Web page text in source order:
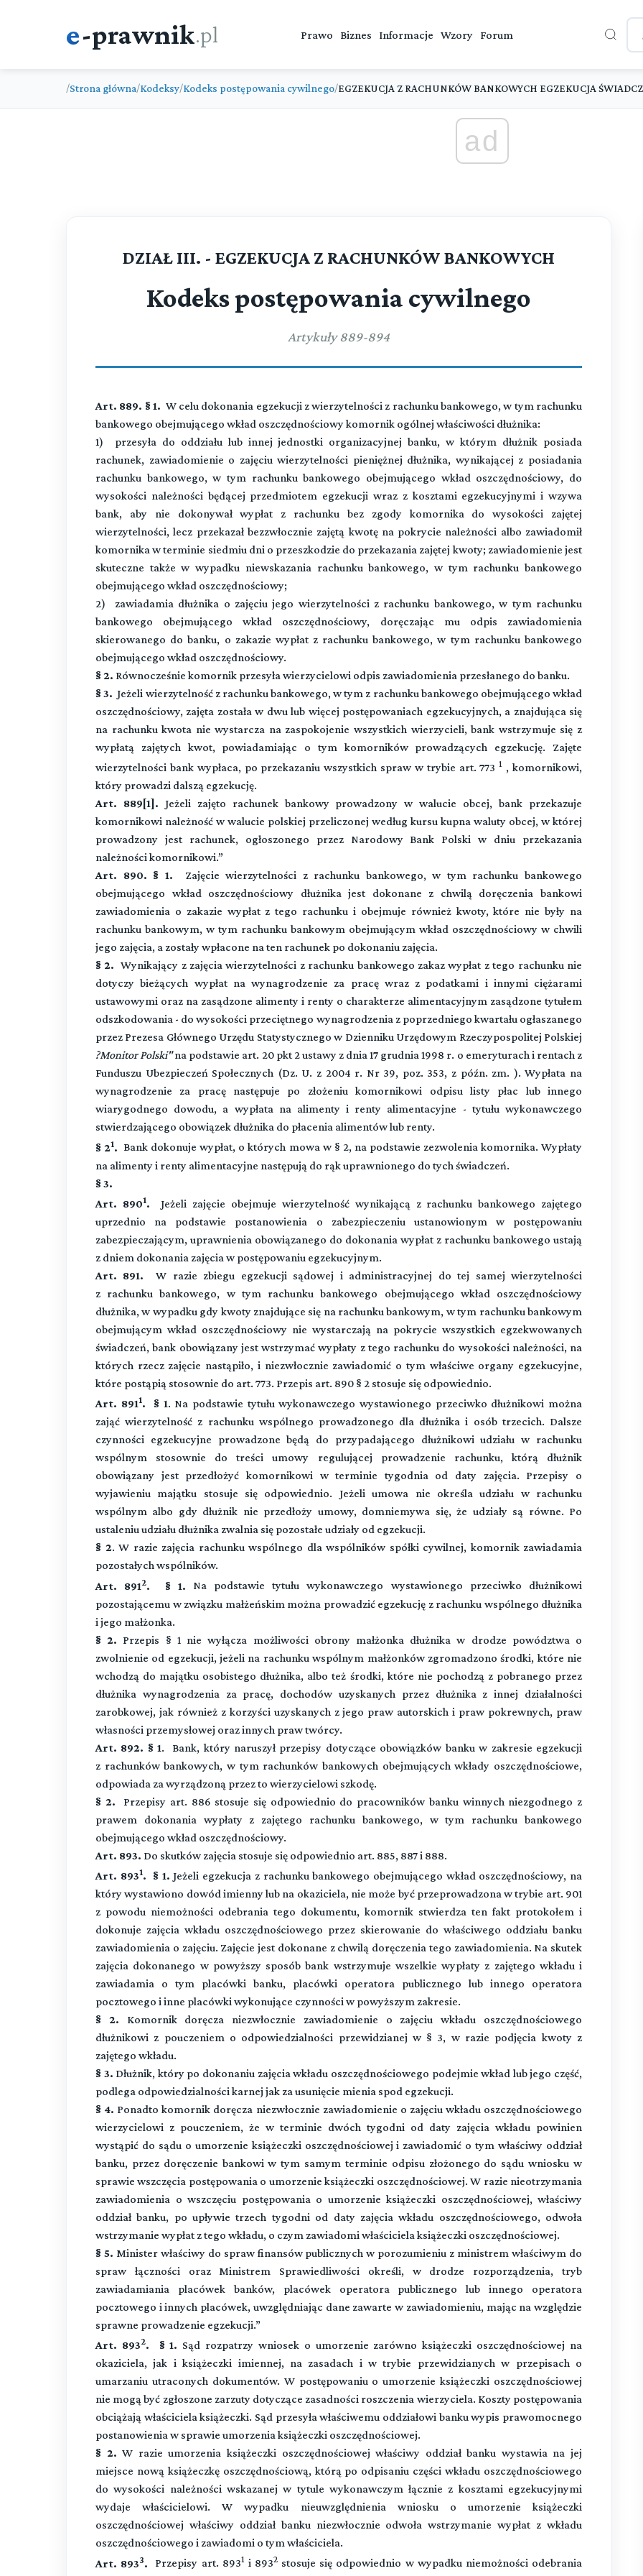
e-prawnik.pl Prawo Biznes Informacje Wzory Forum
/Strona główna/Kodeksy/Kodeks postępowania cywilnego/EGZEKUCJA Z RACHUNKÓW BANKOWYCH EGZEKUCJA
ad
DZIAŁ III. - EGZEKUCJA Z RACHUNKÓW BANKOWYCH
Kodeks postępowania cywilnego
Artykuły 889-894
Art. 889. § 1. W celu dokonania egzekucji z wierzytelności z rachunku bankowego, w tym rachunku
bankowego obejmującego wkład oszczędnościowy komornik ogólnej właściwości dłużnika:
1) przesyła do oddziału lub innej jednostki organizacyjnej banku, w którym dłużnik posiada
rachunek, zawiadomienie o zajęciu wierzytelności pieniężnej dłużnika, wynikającej z posiadania
rachunku bankowego, w tym rachunku bankowego obejmującego wkład oszczędnościowy, do
wysokości należności będącej przedmiotem egzekucji wraz z kosztami egzekucyjnymi i wzywa
bank, aby nie dokonywał wypłat z rachunku bez zgody komornika do wysokości zajętej
wierzytelności, lecz przekazał bezzwłocznie zajętą kwotę na pokrycie należności albo zawiadomił
komornika w terminie siedmiu dni o przeszkodzie do przekazania zajętej kwoty; zawiadomienie jest
skuteczne także w wypadku niewskazania rachunku bankowego, w tym rachunku bankowego
obejmującego wkład oszczędnościowy;
2) zawiadamia dłużnika o zajęciu jego wierzytelności z rachunku bankowego, w tym rachunku
bankowego obejmującego wkład oszczędnościowy, doręczając mu odpis zawiadomienia
skierowanego do banku, o zakazie wypłat z rachunku bankowego, w tym rachunku bankowego
obejmującego wkład oszczędnościowy.
§ 2. Równocześnie komornik przesyła wierzycielowi odpis zawiadomienia przesłanego do banku.
§ 3. Jeżeli wierzytelność z rachunku bankowego, w tym z rachunku bankowego obejmującego wkład
oszczędnościowy, zajęta została w dwu lub więcej postępowaniach egzekucyjnych, a znajdująca się
na rachunku kwota nie wystarcza na zaspokojenie wszystkich wierzycieli, bank wstrzymuje się z
wypłatą zajętych kwot, powiadamiając o tym komorników prowadzących egzekucję. Zajęte
wierzytelności bank wypłaca, po przekazaniu wszystkich spraw w trybie art. 7731 , komornikowi,
który prowadzi dalszą egzekucję.
Art. 889[1]. Jeżeli zajęto rachunek bankowy prowadzony w walucie obcej, bank przekazuje
komornikowi należność w walucie polskiej przeliczonej według kursu kupna waluty obcej, w której
prowadzony jest rachunek, ogłoszonego przez Narodowy Bank Polski w dniu przekazania
należności komornikowi.”
Art. 890. § 1. Zajęcie wierzytelności z rachunku bankowego, w tym rachunku bankowego
obejmującego wkład oszczędnościowy dłużnika jest dokonane z chwilą doręczenia bankowi
zawiadomienia o zakazie wypłat z tego rachunku i obejmuje również kwoty, które nie były na
rachunku bankowym, w tym rachunku bankowym obejmującym wkład oszczędnościowy w chwili
jego zajęcia, a zostały wpłacone na ten rachunek po dokonaniu zajęcia.
§ 2. Wynikający z zajęcia wierzytelności z rachunku bankowego zakaz wypłat z tego rachunku nie
dotyczy bieżących wypłat na wynagrodzenie za pracę wraz z podatkami i innymi ciężarami
ustawowymi oraz na zasądzone alimenty i renty o charakterze alimentacyjnym zasądzone tytułem
odszkodowania - do wysokości przeciętnego wynagrodzenia z poprzedniego kwartału ogłaszanego
przez Prezesa Głównego Urzędu Statystycznego w Dzienniku Urzędowym Rzeczypospolitej Polskiej
?Monitor Polski"na podstawie art. 20 pkt 2 ustawy z dnia 17 grudnia 1998 r. o emeryturach i rentach z
Funduszu Ubezpieczeń Społecznych (Dz. U. z 2004 r. Nr 39, poz. 353, z późn. zm. ). Wypłata na
wynagrodzenie za pracę następuje po złożeniu komornikowi odpisu listy płac lub innego
wiarygodnego dowodu, a wypłata na alimenty i renty alimentacyjne - tytułu wykonawczego
stwierdzającego obowiązek dłużnika do płacenia alimentów lub renty.
§ 21. Bank dokonuje wypłat, o których mowa w § 2, na podstawie zezwolenia komornika. Wypłaty
na alimenty i renty alimentacyjne następują do rąk uprawnionego do tych świadczeń.
§ 3.
Art. 8901. Jeżeli zajęcie obejmuje wierzytelność wynikającą z rachunku bankowego zajętego
uprzednio na podstawie postanowienia o zabezpieczeniu ustanowionym w postępowaniu
zabezpieczającym, uprawnienia obowiązanego do dokonania wypłat z rachunku bankowego ustają
z dniem dokonania zajęcia w postępowaniu egzekucyjnym.
Art. 891. W razie zbiegu egzekucji sądowej i administracyjnej do tej samej wierzytelności
z rachunku bankowego, w tym rachunku bankowego obejmującego wkład oszczędnościowy
dłużnika, w wypadku gdy kwoty znajdujące się na rachunku bankowym, w tym rachunku bankowym
obejmującym wkład oszczędnościowy nie wystarczają na pokrycie wszystkich egzekwowanych
świadczeń, bank obowiązany jest wstrzymać wypłaty z tego rachunku do wysokości należności, na
których rzecz zajęcie nastąpiło, i niezwłocznie zawiadomić o tym właściwe organy egzekucyjne,
które postąpią stosownie do art. 773. Przepis art. 890 § 2 stosuje się odpowiednio.
Art. 8911. § 1. Na podstawie tytułu wykonawczego wystawionego przeciwko dłużnikowi można
zająć wierzytelność z rachunku wspólnego prowadzonego dla dłużnika i osób trzecich. Dalsze
czynności egzekucyjne prowadzone będą do przypadającego dłużnikowi udziału w rachunku
wspólnym stosownie do treści umowy regulującej prowadzenie rachunku, którą dłużnik
obowiązany jest przedłożyć komornikowi w terminie tygodnia od daty zajęcia. Przepisy o
wyjawieniu majątku stosuje się odpowiednio. Jeżeli umowa nie określa udziału w rachunku
wspólnym albo gdy dłużnik nie przedłoży umowy, domniemywa się, że udziały są równe. Po
ustaleniu udziału dłużnika zwalnia się pozostałe udziały od egzekucji.
§ 2. W razie zajęcia rachunku wspólnego dla wspólników spółki cywilnej, komornik zawiadamia
pozostałych wspólników.
Art. 8912. § 1. Na podstawie tytułu wykonawczego wystawionego przeciwko dłużnikowi
pozostającemu w związku małżeńskim można prowadzić egzekucję z rachunku wspólnego dłużnika
i jego małżonka.
§ 2. Przepis § 1 nie wyłącza możliwości obrony małżonka dłużnika w drodze powództwa o
zwolnienie od egzekucji, jeżeli na rachunku wspólnym małżonków zgromadzono środki, które nie
wchodzą do majątku osobistego dłużnika, albo też środki, które nie pochodzą z pobranego przez
dłużnika wynagrodzenia za pracę, dochodów uzyskanych przez dłużnika z innej działalności
zarobkowej, jak również z korzyści uzyskanych z jego praw autorskich i praw pokrewnych, praw
własności przemysłowej oraz innych praw twórcy.
Art. 892. § 1. Bank, który naruszył przepisy dotyczące obowiązków banku w zakresie egzekucji
z rachunków bankowych, w tym rachunków bankowych obejmujących wkłady oszczędnościowe,
odpowiada za wyrządzoną przez to wierzycielowi szkodę.
§ 2. Przepisy art. 886 stosuje się odpowiednio do pracowników banku winnych niezgodnego z
prawem dokonania wypłaty z zajętego rachunku bankowego, w tym rachunku bankowego
obejmującego wkład oszczędnościowy.
Art. 893. Do skutków zajęcia stosuje się odpowiednio art. 885, 887 i 888.
Art. 8931. § 1. Jeżeli egzekucja z rachunku bankowego obejmującego wkład oszczędnościowy, na
który wystawiono dowód imienny lub na okaziciela, nie może być przeprowadzona w trybie art. 901
z powodu niemożności odebrania tego dokumentu, komornik stwierdza ten fakt protokołem i
dokonuje zajęcia wkładu oszczędnościowego przez skierowanie do właściwego oddziału banku
zawiadomienia o zajęciu. Zajęcie jest dokonane z chwilą doręczenia tego zawiadomienia. Na skutek
zajęcia dokonanego w powyższy sposób bank wstrzymuje wszelkie wypłaty z zajętego wkładu i
zawiadamia o tym placówki banku, placówki operatora publicznego lub innego operatora
pocztowego i inne placówki wykonujące czynności w powyższym zakresie.
§ 2. Komornik doręcza niezwłocznie zawiadomienie o zajęciu wkładu oszczędnościowego
dłużnikowi z pouczeniem o odpowiedzialności przewidzianej w § 3, w razie podjęcia kwoty z
zajętego wkładu.
§ 3. Dłużnik, który po dokonaniu zajęcia wkładu oszczędnościowego podejmie wkład lub jego część,
podlega odpowiedzialności karnej jak za usunięcie mienia spod egzekucji.
§ 4. Ponadto komornik doręcza niezwłocznie zawiadomienie o zajęciu wkładu oszczędnościowego
wierzycielowi z pouczeniem, że w terminie dwóch tygodni od daty zajęcia wkładu powinien
wystąpić do sądu o umorzenie książeczki oszczędnościowej i zawiadomić o tym właściwy oddział
banku, przez doręczenie bankowi w tym samym terminie odpisu złożonego do sądu wniosku w
sprawie wszczęcia postępowania o umorzenie książeczki oszczędnościowej. W razie nieotrzymania
zawiadomienia o wszczęciu postępowania o umorzenie książeczki oszczędnościowej, właściwy
oddział banku, po upływie trzech tygodni od daty zajęcia wkładu oszczędnościowego, odwoła
wstrzymanie wypłat z tego wkładu, o czym zawiadomi właściciela książeczki oszczędnościowej.
§ 5. Minister właściwy do spraw finansów publicznych w porozumieniu z ministrem właściwym do
spraw łączności oraz Ministrem Sprawiedliwości określi, w drodze rozporządzenia, tryb
zawiadamiania placówek banków, placówek operatora publicznego lub innego operatora
pocztowego i innych placówek, uwzględniając dane zawarte w zawiadomieniu, mając na względzie
sprawne prowadzenie egzekucji.”
Art. 8932. § 1. Sąd rozpatrzy wniosek o umorzenie zarówno książeczki oszczędnościowej na
okaziciela, jak i książeczki imiennej, na zasadach i w trybie przewidzianych w przepisach o
umarzaniu utraconych dokumentów. W postępowaniu o umorzenie książeczki oszczędnościowej
nie mogą być zgłoszone zarzuty dotyczące zasadności roszczenia wierzyciela. Koszty postępowania
obciążają właściciela książeczki. Sąd przesyła właściwemu oddziałowi banku wypis prawomocnego
postanowienia w sprawie umorzenia książeczki oszczędnościowej.
§ 2. W razie umorzenia książeczki oszczędnościowej właściwy oddział banku wystawia na jej
miejsce nową książeczkę oszczędnościową, którą po odpisaniu części wkładu oszczędnościowego
do wysokości należności wskazanej w tytule wykonawczym łącznie z kosztami egzekucyjnymi
wydaje właścicielowi. W wypadku nieuwzględnienia wniosku o umorzenie książeczki
oszczędnościowej właściwy oddział banku niezwłocznie odwoła wstrzymanie wypłat z wkładu
oszczędnościowego i zawiadomi o tym właściciela.
Art. 8933. Przepisy art. 8931i 8932 stosuje się odpowiednio w wypadku niemożności odebrania